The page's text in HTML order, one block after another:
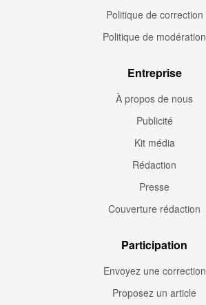
Politique de correction
Politique de modération
Entreprise
À propos de nous
Publicité
Kit média
Rédaction
Presse
Couverture rédaction
Participation
Envoyez une correction
Proposez un article